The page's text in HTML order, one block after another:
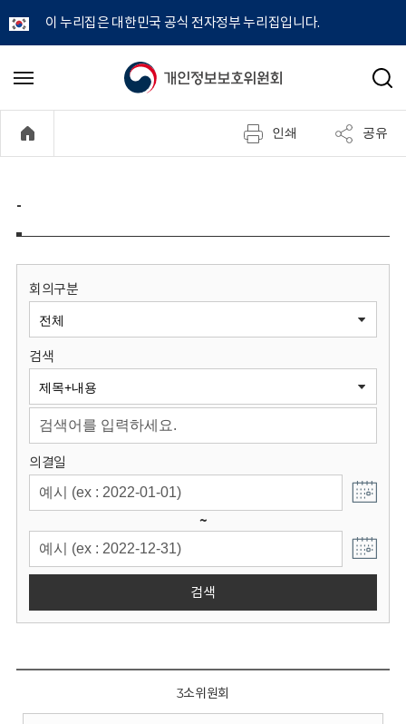
이 누리집은 대한민국 공식 전자정부 누리집입니다.
개
정
보
원
회
메
기
검
인쇄 공유
-
회의구분
검색
의결일
~
검색
3소위원회